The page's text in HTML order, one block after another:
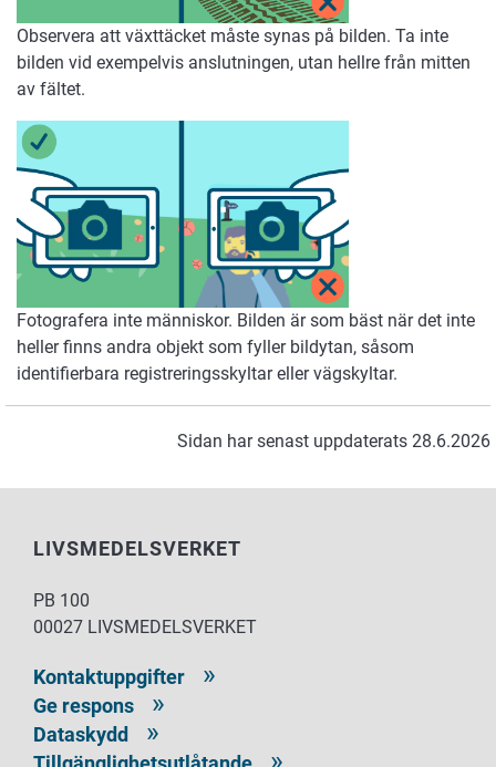
Observera att växttäcket måste synas på bilden. Ta inte
bilden vid exempelvis anslutningen, utan hellre från mitten
av fältet.
Fotografera inte människor. Bilden är som bäst när det inte
heller finns andra objekt som fyller bildytan, såsom
identifierbara registreringsskyltar eller vägskyltar.
Sidan har senast uppdaterats 28.6.2026
LIVSMEDELSVERKET
PB 100
00027 LIVSMEDELSVERKET
Kontaktuppgifter
Ge respons
Dataskydd